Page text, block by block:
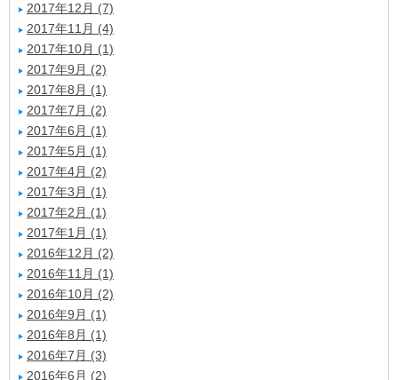
2017年12月 (7)
2017年11月 (4)
2017年10月 (1)
2017年9月 (2)
2017年8月 (1)
2017年7月 (2)
2017年6月 (1)
2017年5月 (1)
2017年4月 (2)
2017年3月 (1)
2017年2月 (1)
2017年1月 (1)
2016年12月 (2)
2016年11月 (1)
2016年10月 (2)
2016年9月 (1)
2016年8月 (1)
2016年7月 (3)
2016年6月 (2)